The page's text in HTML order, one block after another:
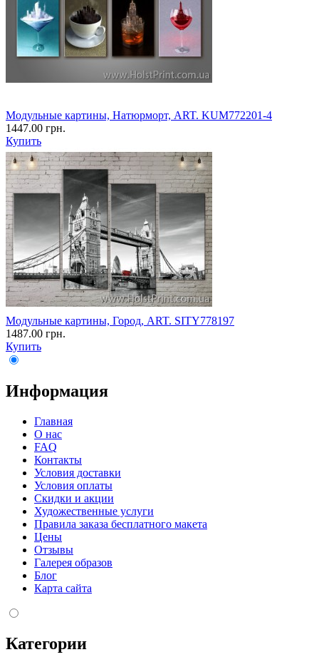
Модульные картины, Натюрморт, ART. KUM772201-4
1447.00 грн.
Купить
Модульные картины, Город, ART. SITY778197
1487.00 грн.
Купить
Информация
Главная
О нас
FAQ
Контакты
Условия доставки
Условия оплаты
Скидки и акции
Художественные услуги
Правила заказа бесплатного макета
Цены
Отзывы
Галерея образов
Блог
Карта сайта
Категории